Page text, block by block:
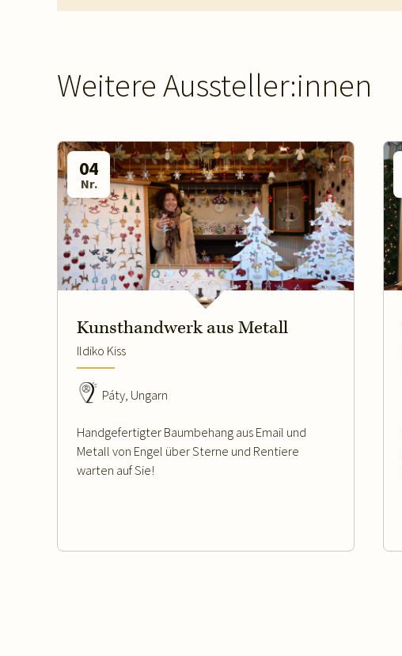
Weitere Aussteller:innen
04
Nr.
Kunsthandwerk aus Metall
Ildiko Kiss
Páty, Ungarn
Handgefertigter Baumbehang aus Email und
Metall von Engel über Sterne und Rentiere
warten auf Sie!